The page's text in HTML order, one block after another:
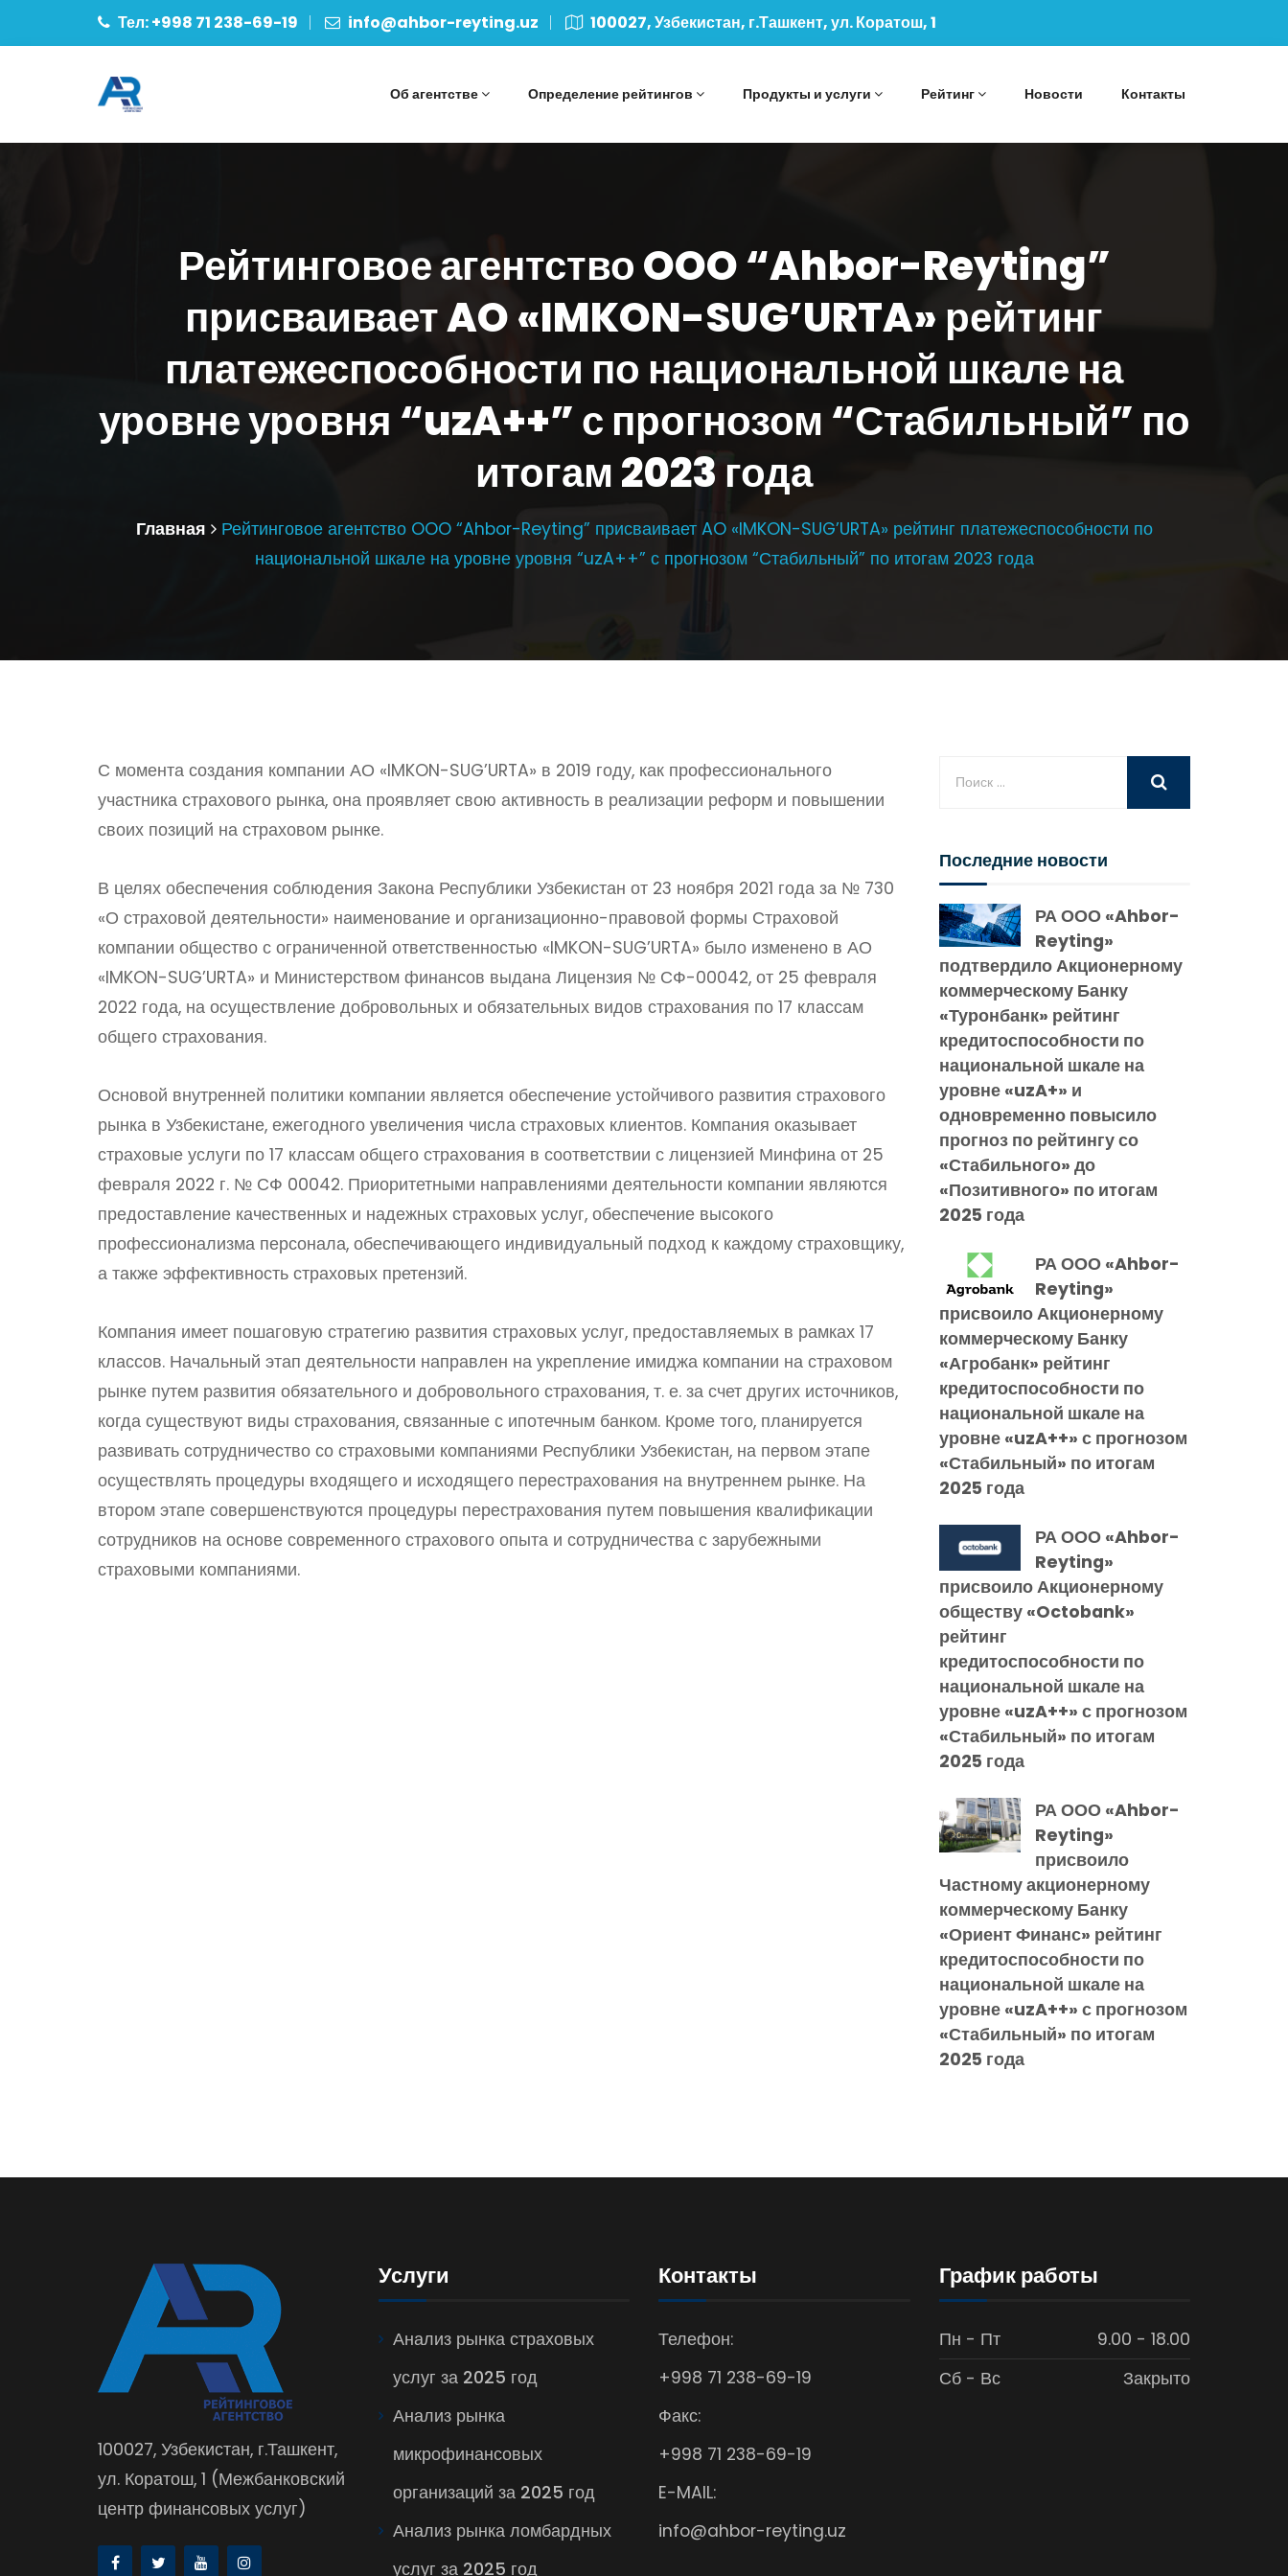
Тел: +998 71 238-69-19 info@ahbor-reyting.uz 100027, Узбекистан, г.Ташкент, ул. Коратош, 1
Об агентстве Определение рейтингов Продукты и услуги Рейтинг Новости Контакты
Рейтинговое агентство OOO “Ahbor-Reyting”
присваивает AO «IMKON-SUG’URTA» рейтинг
платежеспособности по национальной шкале на
уровне уровня “uzA++” с прогнозом “Стабильный” по
итогам 2023 года
Главная
Рейтинговое агентство OOO “Ahbor-Reyting” присваивает AO «IMKON-SUG’URTA» рейтинг платежеспособности по
национальной шкале на уровне уровня “uzA++” с прогнозом “Стабильный” по итогам 2023 года
С момента создания компании АО «IMKON-SUG’URTA» в 2019 году, как профессионального
участника страхового рынка, она проявляет свою активность в реализации реформ и повышении
своих позиций на страховом рынке.
В целях обеспечения соблюдения Закона Республики Узбекистан от 23 ноября 2021 года за № 730
«О страховой деятельности» наименование и организационно-правовой формы Страховой
компании общество с ограниченной ответственностью «IMKON-SUG’URTA» было изменено в АО
«IMKON-SUG’URTA» и Министерством финансов выдана Лицензия № СФ-00042, от 25 февраля
2022 года, на осуществление добровольных и обязательных видов страхования по 17 классам
общего страхования.
Основой внутренней политики компании является обеспечение устойчивого развития страхового
рынка в Узбекистане, ежегодного увеличения числа страховых клиентов. Компания оказывает
страховые услуги по 17 классам общего страхования в соответствии с лицензией Минфина от 25
февраля 2022 г. № СФ 00042. Приоритетными направлениями деятельности компании являются
предоставление качественных и надежных страховых услуг, обеспечение высокого
профессионализма персонала, обеспечивающего индивидуальный подход к каждому страховщику,
а также эффективность страховых претензий.
Компания имеет пошаговую стратегию развития страховых услуг, предоставляемых в рамках 17
классов. Начальный этап деятельности направлен на укрепление имиджа компании на страховом
рынке путем развития обязательного и добровольного страхования, т. е. за счет других источников,
когда существуют виды страхования, связанные с ипотечным банком. Кроме того, планируется
развивать сотрудничество со страховыми компаниями Республики Узбекистан, на первом этапе
осуществлять процедуры входящего и исходящего перестрахования на внутреннем рынке. На
втором этапе совершенствуются процедуры перестрахования путем повышения квалификации
сотрудников на основе современного страхового опыта и сотрудничества с зарубежными
страховыми компаниями.
Последние новости
РА ООО «Ahbor-
Reyting»
подтвердило Акционерному
коммерческому Банку
«Туронбанк» рейтинг
кредитоспособности по
национальной шкале на
уровне «uzA+» и
одновременно повысило
прогноз по рейтингу со
«Стабильного» до
«Позитивного» по итогам
2025 года
РА ООО «Ahbor-
Reyting»
присвоило Акционерному
коммерческому Банку
«Агробанк» рейтинг
кредитоспособности по
национальной шкале на
уровне «uzA++» с прогнозом
«Стабильный» по итогам
2025 года
РА ООО «Ahbor-
Reyting»
присвоило Акционерному
обществу «Octobank»
рейтинг
кредитоспособности по
национальной шкале на
уровне «uzA++» с прогнозом
«Стабильный» по итогам
2025 года
РА ООО «Ahbor-
Reyting»
присвоило
Частному акционерному
коммерческому Банку
«Ориент Финанс» рейтинг
кредитоспособности по
национальной шкале на
уровне «uzA++» с прогнозом
«Стабильный» по итогам
2025 года
100027, Узбекистан, г.Ташкент,
ул. Коратош, 1 (Межбанковский
центр финансовых услуг)
Услуги
Анализ рынка страховых
услуг за 2025 год
Анализ рынка
микрофинансовых
организаций за 2025 год
Анализ рынка ломбардных
услуг за 2025 год
Контакты
Телефон:
+998 71 238-69-19
Факс:
+998 71 238-69-19
E-MAIL:
info@ahbor-reyting.uz
График работы
Пн - Пт
9.00 - 18.00
Сб - Вс
Закрыто